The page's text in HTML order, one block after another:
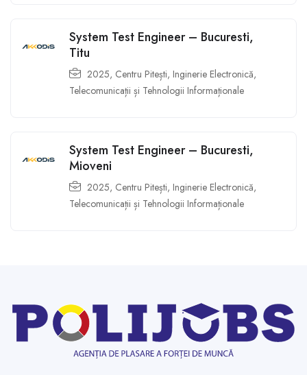
System Test Engineer – Bucuresti,
Titu
2025, Centru Pitești, Inginerie Electronică,
Telecomunicații și Tehnologii Informaționale
System Test Engineer – Bucuresti,
Mioveni
2025, Centru Pitești, Inginerie Electronică,
Telecomunicații și Tehnologii Informaționale